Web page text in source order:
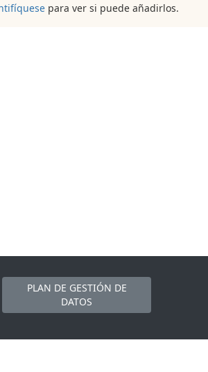
para ver si puede añadirlos.
PLAN DE GESTIÓN DE
DATOS